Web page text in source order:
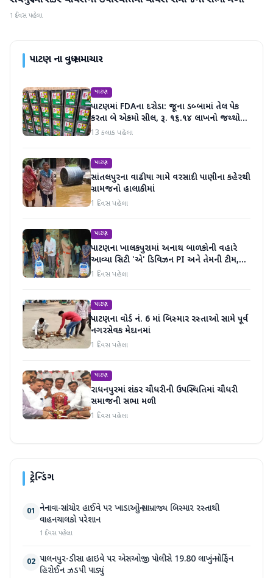
1 દિવસ પહેલા
પાટણના વધુ સમાચાર
પાટણ
પાટણમાં FDAના દરોડા: જૂના ડબ્બામાં તેલ પેક
કરતા બે એકમો સીલ, રૂ. ૧૬.૧૪ લાખનો જથ્થો
જપ્ત
13 કલાક પહેલા
પાટણ
સાંતલપુરના વાઢીયા ગામે વરસાદી પાણીના કહેરથી
ગ્રામજનો હાલાકીમાં
1 દિવસ પહેલા
પાટણ
પાટણના ખાલકપુરામાં અનાથ બાળકોની વહારે
આવ્યા સિટી 'એ' ડિવિઝન PI અને તેમની ટીમ,
માનવતા મહેકી
1 દિવસ પહેલા
પાટણ
પાટણના વોર્ડ નં. 6 માં બિસ્માર રસ્તાઓ સામે પૂર્વ
નગરસેવક મેદાનમાં
1 દિવસ પહેલા
પાટણ
રાધનપુરમાં શંકર ચૌધરીની ઉપસ્થિતિમાં ચૌધરી
સમાજની સભા મળી
1 દિવસ પહેલા
ટ્રેન્ડિંગ
01 નેનાવા-સાંચોર હાઈવે પર ખાડાઓનું સામ્રાજ્ય બિસ્માર રસ્તાથી
વાહનચાલકો પરેશાન
1 દિવસ પહેલા
02 પાલનપુર-ડીસા હાઇવે પર એસઓજી પોલીસે 19.80 લાખનું મોર્ફિન
હિરોઈન ઝડપી પાડ્યું